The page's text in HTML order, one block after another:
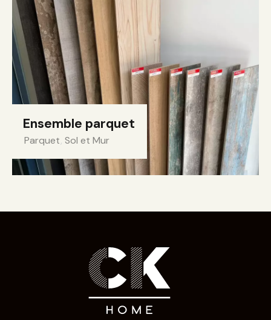
Ensemble parquet
Parquet, Sol et Mur